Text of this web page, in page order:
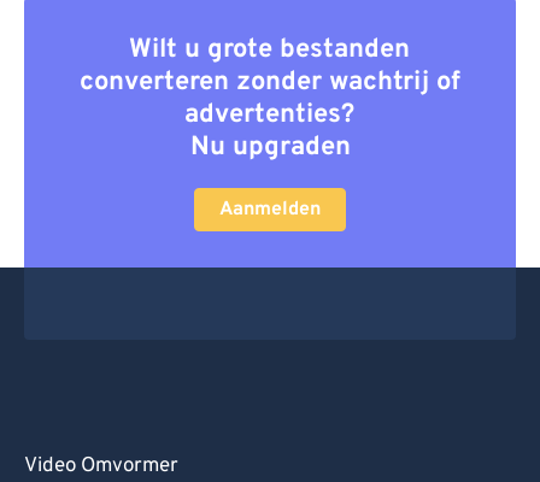
Wilt u grote bestanden
converteren zonder wachtrij of
advertenties?
Nu upgraden
Aanmelden
Video Omvormer